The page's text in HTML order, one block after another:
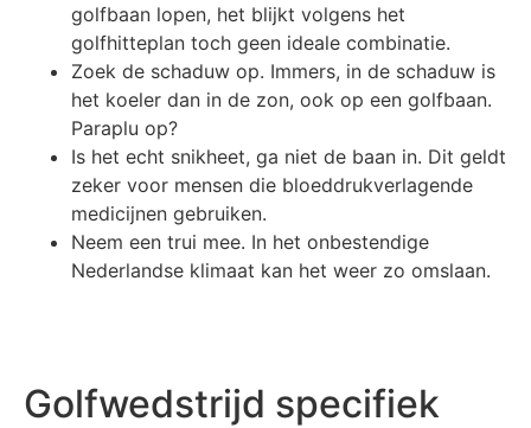
golfbaan lopen, het blijkt volgens het
golfhitteplan toch geen ideale combinatie.
Zoek de schaduw op. Immers, in de schaduw is
het koeler dan in de zon, ook op een golfbaan.
Paraplu op?
Is het echt snikheet, ga niet de baan in. Dit geldt
zeker voor mensen die bloeddrukverlagende
medicijnen gebruiken.
Neem een trui mee. In het onbestendige
Nederlandse klimaat kan het weer zo omslaan.
Golfwedstrijd specifiek